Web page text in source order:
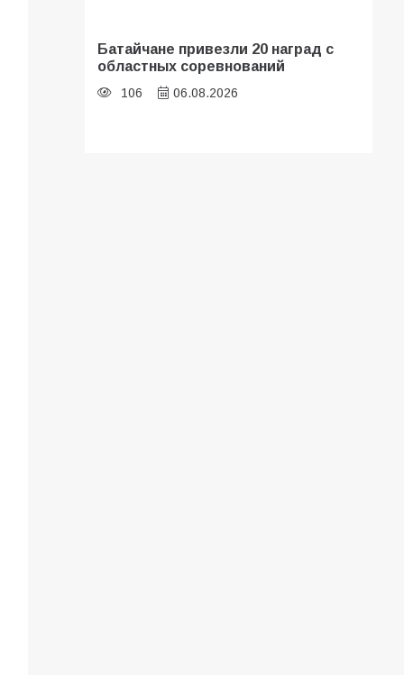
Батайчане привезли 20 наград с
областных соревнований
106 06.08.2026